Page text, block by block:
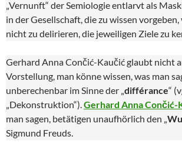
„Vernunft“ der Semiologie entlarvt als
in der Gesellschaft, die zu wissen
nicht zu delirieren, die jeweiligen Ziele zu
Gerhard Anna Cončić-Kaučić glaubt nicht
Vorstellung, man könne wissen, was man
unberechenbar im Sinne der „différance“
„Dekonstruktion“).Gerhard Anna Cončić-
man sagen, betätigen unaufhörlich den „
Sigmund Freuds.